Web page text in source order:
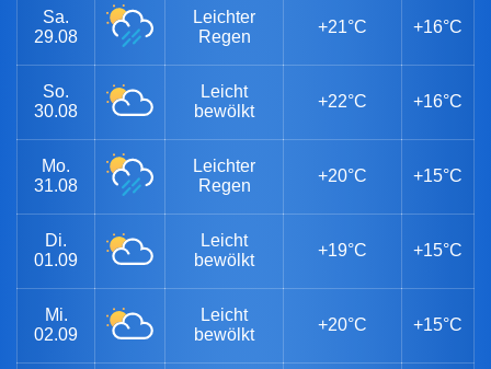
Sa.
29.08
Leichter
Regen
+21°C +16°C
So.
30.08
Leicht
bewölkt
+22°C +16°C
Mo.
31.08
Leichter
Regen
+20°C +15°C
Di.
01.09
Leicht
bewölkt
+19°C +15°C
Mi.
02.09
Leicht
bewölkt
+20°C +15°C